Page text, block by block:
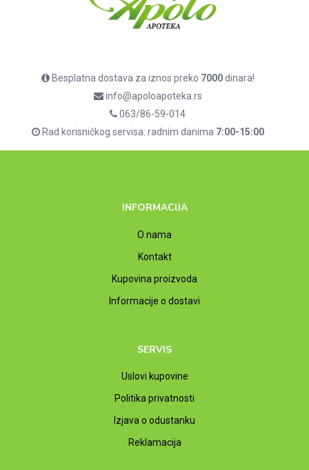
Besplatna dostava za iznos preko 7000dinara!
info@apoloapoteka.rs
063/86-59-014
Rad korisničkog servisa: radnim danima 7:00-15:00
INFORMACIJA
O nama
Kontakt
Kupovina proizvoda
Informacije o dostavi
SERVIS
Uslovi kupovine
Politika privatnosti
Izjava o odustanku
Reklamacija